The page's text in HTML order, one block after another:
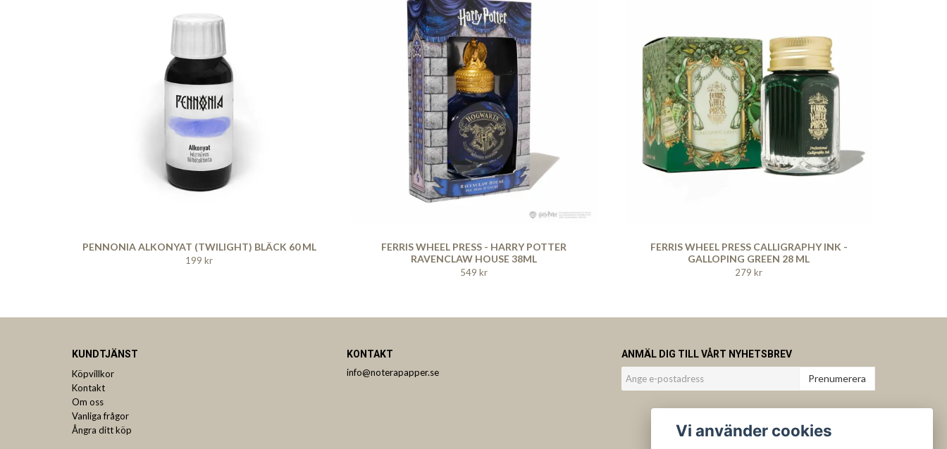
PENNONIA ALKONYAT (TWILIGHT) BLÄCK 60 ML
199 kr
FERRIS WHEEL PRESS - HARRY POTTER
RAVENCLAW HOUSE 38ML
549 kr
FERRIS WHEEL PRESS CALLIGRAPHY INK -
GALLOPING GREEN 28 ML
279 kr
KUNDTJÄNST
Köpvillkor
Kontakt
Om oss
Vanliga frågor
Ångra ditt köp
KONTAKT
info@noterapapper.se
ANMÄL DIG TILL VÅRT NYHETSBREV
Prenumerera
Vi använder cookies